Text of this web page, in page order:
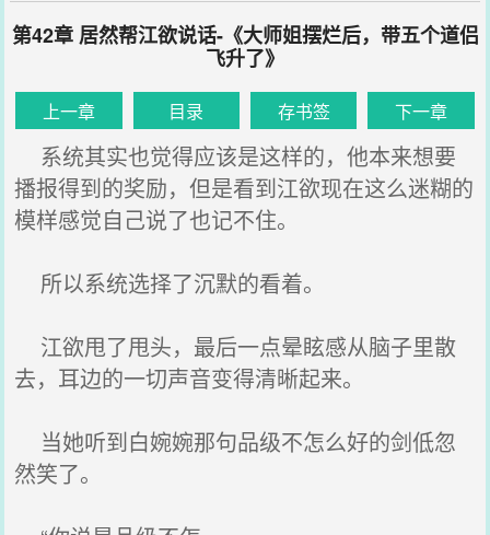
第42章 居然帮江欲说话-《大师姐摆烂后，带五个道侣
飞升了》
上一章 目录 存书签 下一章
系统其实也觉得应该是这样的，他本来想要
播报得到的奖励，但是看到江欲现在这么迷糊的
模样感觉自己说了也记不住。
所以系统选择了沉默的看着。
江欲甩了甩头，最后一点晕眩感从脑子里散
去，耳边的一切声音变得清晰起来。
当她听到白婉婉那句品级不怎么好的剑低忽
然笑了。